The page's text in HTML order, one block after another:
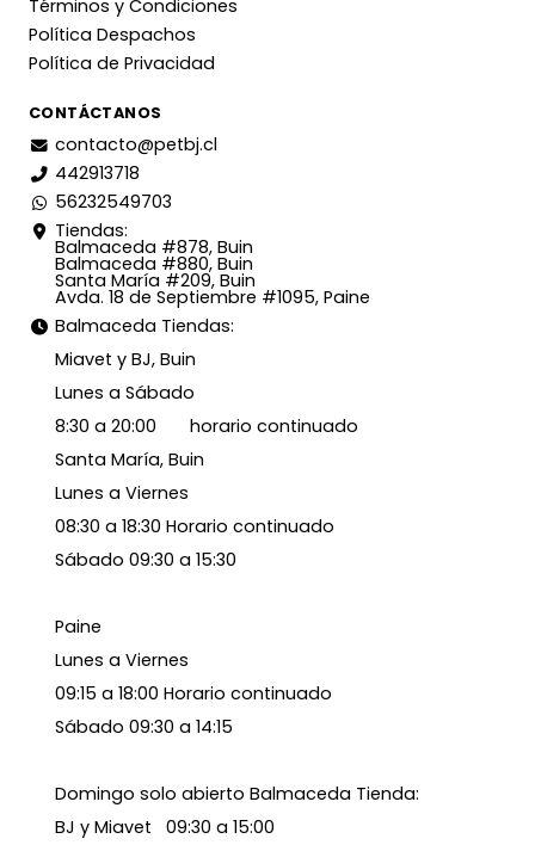
Términos y Condiciones
Política Despachos
Política de Privacidad
CONTÁCTANOS
contacto@petbj.cl
442913718
56232549703
Tiendas:
Balmaceda #878, Buin
Balmaceda #880, Buin
Santa María #209, Buin
Avda. 18 de Septiembre #1095, Paine
Balmaceda Tiendas:
Miavet y BJ, Buin
Lunes a Sábado
8:30 a 20:00 horario continuado
Santa María, Buin
Lunes a Viernes
08:30 a 18:30 Horario continuado
Sábado 09:30 a 15:30
Paine
Lunes a Viernes
09:15 a 18:00 Horario continuado
Sábado 09:30 a 14:15
Domingo solo abierto Balmaceda Tienda:
BJ y Miavet 09:30 a 15:00